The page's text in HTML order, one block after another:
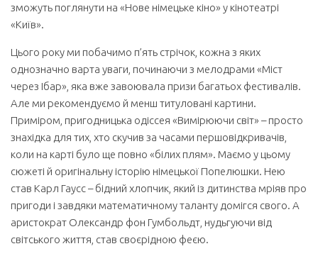
зможуть поглянути на «Нове німецьке кіно» у кінотеатрі
«Київ».
Цього року ми побачимо п’ять стрічок, кожна з яких
однозначно варта уваги, починаючи з мелодрами «Міст
через Ібар», яка вже завоювала призи багатьох фестивалів.
Але ми рекомендуємо й менш титуловані картини.
Приміром, пригодницька одіссея «Вимірюючи світ» – просто
знахідка для тих, хто скучив за часами першовідкривачів,
коли на карті було ще повно «білих плям». Маємо у цьому
сюжеті й оригінальну історію німецької Попелюшки. Нею
став Карл Гаусс – бідний хлопчик, який із дитинства мріяв про
пригоди і завдяки математичному таланту домігся свого. А
аристократ Олександр фон Гумбольдт, нудьгуючи від
світського життя, став своєрідною феєю.